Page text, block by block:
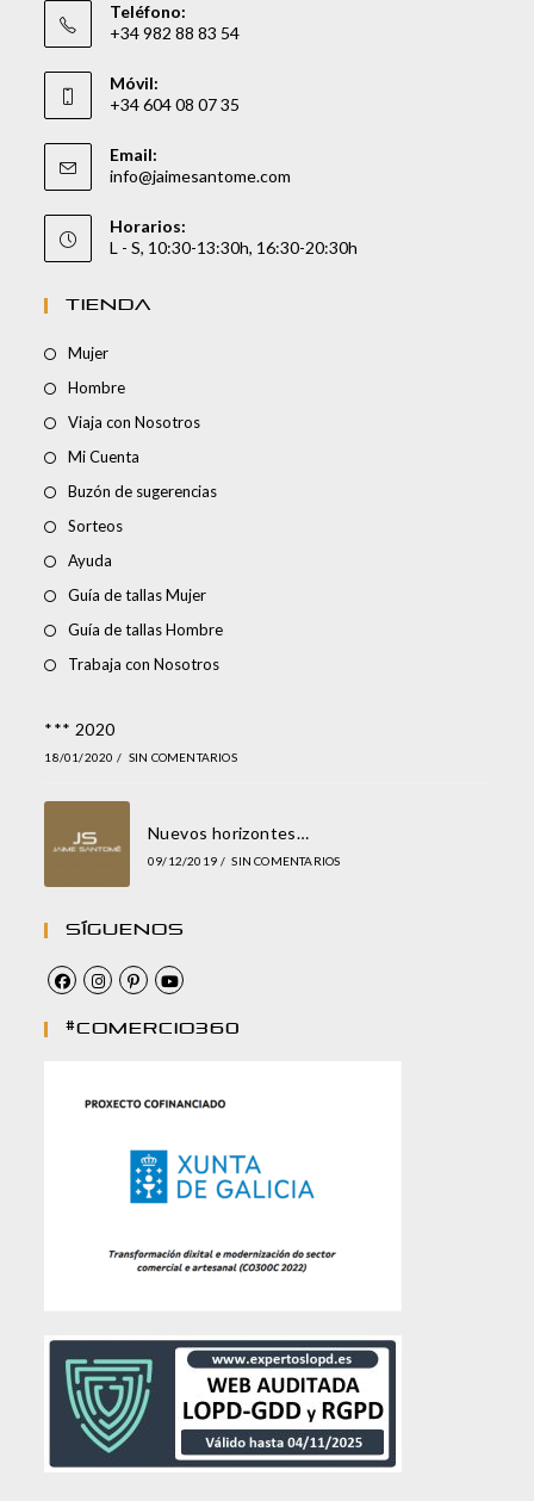
Teléfono:
+34 982 88 83 54
Móvil:
+34 604 08 07 35
Email:
info@jaimesantome.com
Horarios:
L - S, 10:30-13:30h, 16:30-20:30h
TIENDA
Mujer
Hombre
Viaja con Nosotros
Mi Cuenta
Buzón de sugerencias
Sorteos
Ayuda
Guía de tallas Mujer
Guía de tallas Hombre
Trabaja con Nosotros
*** 2020
18/01/2020 / SIN COMENTARIOS
Nuevos horizontes…
09/12/2019 / SIN COMENTARIOS
Síguenos
#comercio360